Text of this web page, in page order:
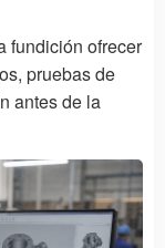
fundición ofrecer
pruebas de
antes de la